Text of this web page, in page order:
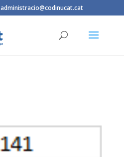
administracio@codinucat.cat